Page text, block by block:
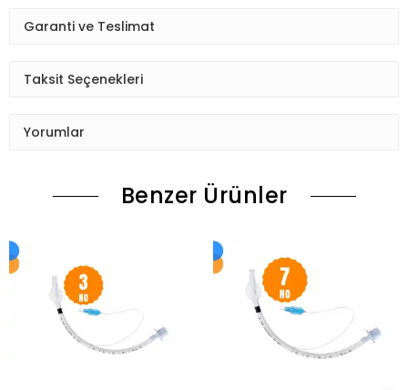
Garanti ve Teslimat
Taksit Seçenekleri
Yorumlar
Benzer Ürünler